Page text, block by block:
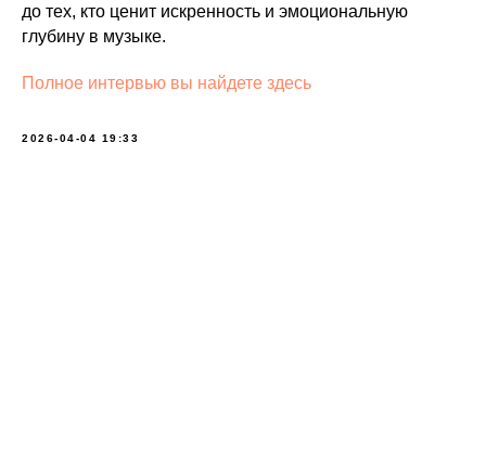
до тех, кто ценит искренность и эмоциональную
глубину в музыке.
Полное интервью вы найдете здесь
2026-04-04 19:33